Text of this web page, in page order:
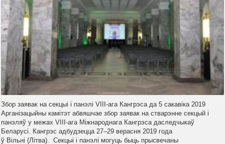
Збор заявак на секцыі і панэлі VIII-ага Кангрэса да 5 сакавіка 2019
Арганізацыйны камітэт абвяшчае збор заявак на стварэнне секцый і
панэляў у межах VIII-ага Міжнароднага Кангрэса даследчыкаў
Беларусі. Кангрэс адбудзецца 27–29 верасня 2019 года
ў Вільні (Літва). Секцыі і панэлі могуць быць прысвечаны